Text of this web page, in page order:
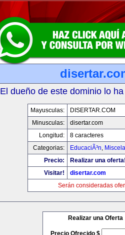
El dueño de este dominio lo
Mayusculas:
DISERTAR.COM
Minusculas:
disertar.com
Longitud:
8 caracteres
Categorias:
EducaciÃ³n,
Precio:
Realizar una
Visitar!
disertar.com
Serán consideradas
Realizar una Oferta
Precio Ofrecido $